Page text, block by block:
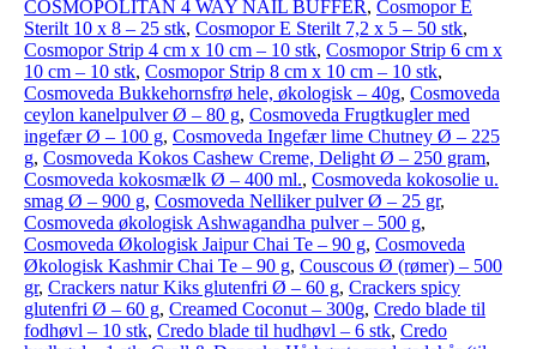
COSMOPOLITAN 4 WAY NAIL BUFFER, Cosmopor E
Sterilt 10 x 8 – 25 stk, Cosmopor E Sterilt 7,2 x 5 – 50 stk,
Cosmopor Strip 4 cm x 10 cm – 10 stk, Cosmopor Strip 6 cm x
10 cm – 10 stk, Cosmopor Strip 8 cm x 10 cm – 10 stk,
Cosmoveda Bukkehornsfrø hele, økologisk – 40g, Cosmoveda
ceylon kanelpulver Ø – 80 g, Cosmoveda Frugtkugler med
ingefær Ø – 100 g, Cosmoveda Ingefær lime Chutney Ø – 225
g, Cosmoveda Kokos Cashew Creme, Delight Ø – 250 gram,
Cosmoveda kokosmælk Ø – 400 ml., Cosmoveda kokosolie u.
smag Ø – 900 g, Cosmoveda Nelliker pulver Ø – 25 gr,
Cosmoveda økologisk Ashwagandha pulver – 500 g,
Cosmoveda Økologisk Jaipur Chai Te – 90 g, Cosmoveda
Økologisk Kashmir Chai Te – 90 g, Couscous Ø (rømer) – 500
gr, Crackers natur Kiks glutenfri Ø – 60 g, Crackers spicy
glutenfri Ø – 60 g, Creamed Coconut – 300g, Credo blade til
fodhøvl – 10 stk, Credo blade til hudhøvl – 6 stk, Credo